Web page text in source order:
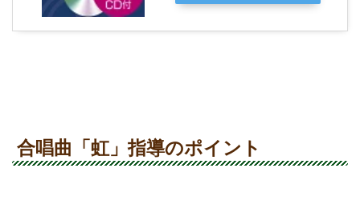
合唱曲「虹」指導のポイント